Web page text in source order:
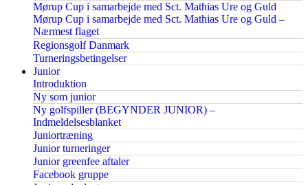
Mørup Cup i samarbejde med Sct. Mathias Ure og Guld
Mørup Cup i samarbejde med Sct. Mathias Ure og Guld –
Nærmest flaget
Regionsgolf Danmark
Turneringsbetingelser
Junior
Introduktion
Ny som junior
Ny golfspiller (BEGYNDER JUNIOR) –
Indmeldelsesblanket
Juniortræning
Junior turneringer
Junior greenfee aftaler
Facebook gruppe